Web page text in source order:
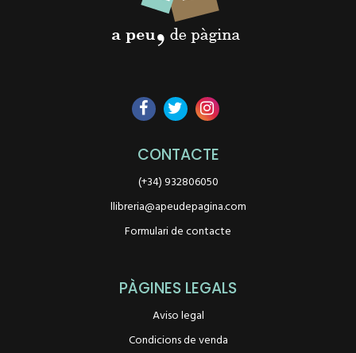
CONTACTE
(+34) 932806050
llibreria@apeudepagina.com
Formulari de contacte
PÀGINES LEGALS
Aviso legal
Condicions de venda